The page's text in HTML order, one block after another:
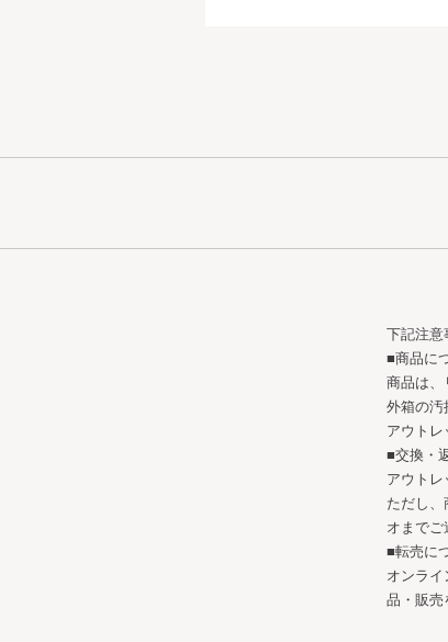
下記注意
■商品に
商品は、
外箱の汚
アウトレ
■交換・
アウトレ
ただし
オまでご
■転売に
オンラ
品・販売